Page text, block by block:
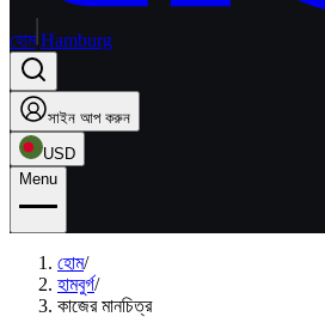
হোম Hamburg
সাইন আপ করুন
USD
Menu
হোম/
হামবুর্গ/
কাজের মানচিত্র